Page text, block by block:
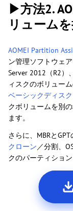
▶方法2.
リューム
AOMEI Partition
ン管理ソフトウェ
Server 2012（R2
ィスクのボリュー
ベーシックディス
クボリュームを別
ます。
さらに、MBRと
クローン／分割、
クのパーティショ